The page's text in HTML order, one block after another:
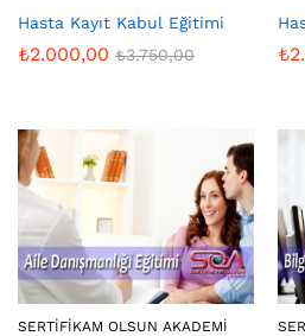
Hasta Kayıt Kabul Eğitimi
₺2.000,00 ₺3.750,00 ₺
SERTIFIKAM OLSUN AKADEMI